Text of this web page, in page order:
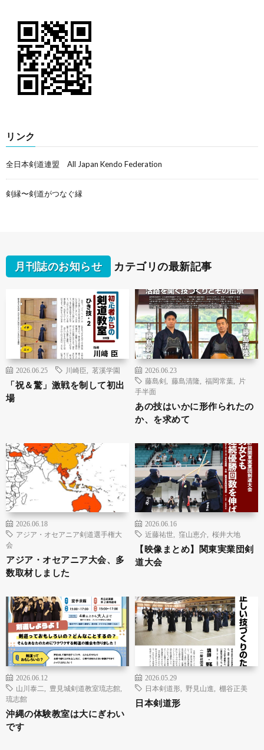
リンク
全日本剣道連盟 All Japan Kendo Federation
剣縁〜剣道がつなぐ縁
月刊誌のお知らせ カテゴリの最新記事
2026.06.25 川崎臣 茗溪学園
「祝＆驚」激戦を制して初出
場
2026.06.23
藤島剣
藤島清隆 福岡常葉
片
手半面
あの技はいかに形作られたの
か、を求めて
2026.06.18
アジア・オセアニア剣道選手権大
会
アジア・オセアニア大会、多
数取材しました
2026.06.16
近藤祐世
窪山恵介 桜井大地
【映像まとめ】関東実業団剣
道大会
2026.06.12
山川泰二
豊見城剣道教室琉志館
琉志館
沖縄の体験教室は大にぎわい
です
2026.05.29
日本剣道形
野見山進 棚谷正美
日本剣道形